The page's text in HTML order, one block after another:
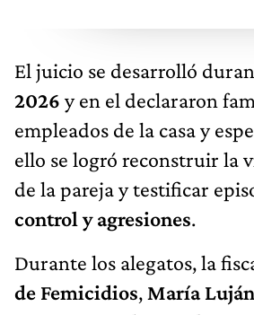
El juicio se desarrolló
2026 y en el declararon
empleados de la casa y
ello se logró reconstruir la
de la pareja y testificar
control y agresiones.
Durante los alegatos, la
de Femicidios, María